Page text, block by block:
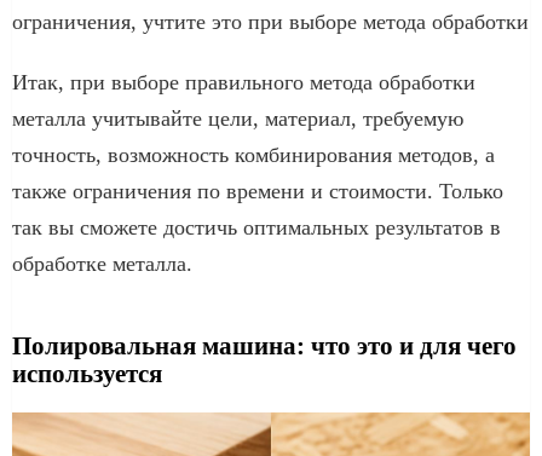
ограничения, учтите это при выборе метода обработки
Итак, при выборе правильного метода обработки
металла учитывайте цели, материал, требуемую
точность, возможность комбинирования методов, а
также ограничения по времени и стоимости. Только
так вы сможете достичь оптимальных результатов в
обработке металла.
Полировальная машина: что это и для чего
используется